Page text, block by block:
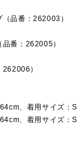
品番：262003）
番：262005）
）
、着用サイズ：S
、着用サイズ：S